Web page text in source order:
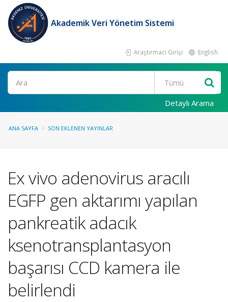
Akademik Veri Yönetim Sistemi
Araştırmacı Girişi English
Ara
Detaylı Arama
ANA SAYFA SON EKLENEN YAYINLAR
Ex vivo adenovirus aracılı
EGFP gen aktarımı yapılan
pankreatik adacık
ksenotransplantasyon
başarısı CCD kamera ile
belirlendi